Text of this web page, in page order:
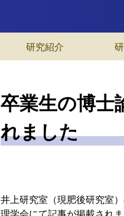
研究紹介
卒業生の博士
れました
井上研究室（現肥後研究室